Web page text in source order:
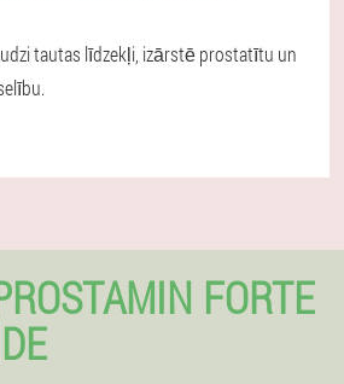
tautas līdzekļi, izārstē prostatītu un
FORTE